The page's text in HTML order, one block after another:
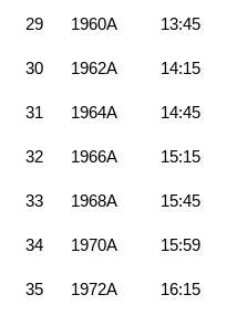
29 1960A 13:45
30 1962A 14:15
31 1964A 14:45
32 1966A 15:15
33 1968A 15:45
34 1970A 15:59
35 1972A 16:15